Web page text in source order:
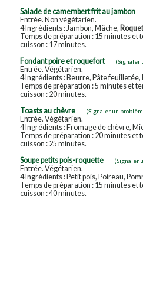
Salade de camembert frit au jambon
Entrée. Non végétarien.
4 Ingrédients : Jambon, Mâche,
Temps de préparation : 15 minutes et
cuisson : 17 minutes.
Fondant poire et roquefort
(Signaler
Entrée. Végétarien.
4 Ingrédients : Beurre, Pâte feuilletée,
Temps de préparation : 5 minutes et
cuisson : 20 minutes.
Toasts au chèvre
(Signaler un
Entrée. Végétarien.
4 Ingrédients : Fromage de chèvre,
Temps de préparation : 20 minutes et
cuisson : 25 minutes.
Soupe petits pois-roquette
(Signaler
Entrée. Végétarien.
4 Ingrédients : Petit pois, Poireau,
Temps de préparation : 15 minutes et
cuisson : 40 minutes.